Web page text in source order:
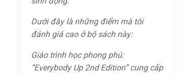
Dưới đây là những điểm mà tôi
đánh giá cao ở bộ sách này:
Giáo trình học phong phú:
“Everybody Up 2nd Edition” cung cấp